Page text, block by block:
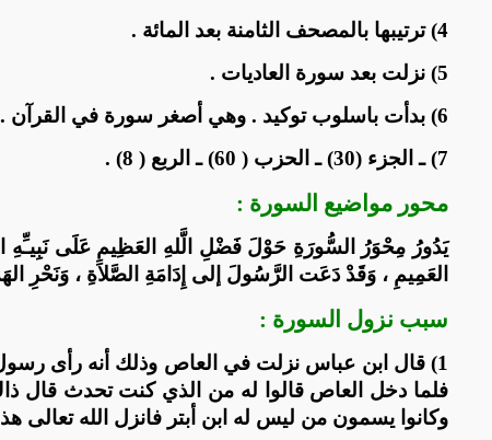
4) ترتيبها بالمصحف الثامنة بعد المائة .
5) نزلت بعد سورة العاديات .
6) بدأت باسلوب توكيد . وهي أصغر سورة في القرآن . لم يذكر لفظ الجلالة فيها ، الكوثر هو أحد أنهار الجنة .
7) ـ الجزء (30) ـ الحزب ( 60) ـ الربع ( 8) .
محور مواضيع السورة :
يَدُورُ مِحْوَرُ السُّورَةِ حَوْلَ فَضْلِ الَّلهِ العَظِيمِ عَلَى نَبِيـِّهِ
العَمِيمِ ، وَقَدْ دَعَت الرَّسُولَ إلى إِدَامَةِ الصَّلاَةِ ، وَنَحْرِ
سبب نزول السورة :
1) قال ابن عباس نزلت في العاص وذلك أنه رأى
فلما دخل العاص قالوا له من الذي كنت تحدث قال
وكانوا يسمون من ليس له ابن أبتر فانزل الله تعالى